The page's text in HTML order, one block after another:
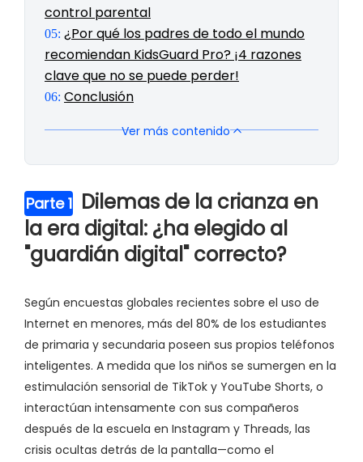
control parental
05: ¿Por qué los padres de todo el mundo
recomiendan KidsGuard Pro? ¡4 razones
clave que no se puede perder!
06: Conclusión
Ver más contenido
Parte 1 Dilemas de la crianza en
la era digital: ¿ha elegido al
"guardián digital" correcto?
Según encuestas globales recientes sobre el uso de
Internet en menores, más del 80% de los estudiantes
de primaria y secundaria poseen sus propios teléfonos
inteligentes. A medida que los niños se sumergen en la
estimulación sensorial de TikTok y YouTube Shorts, o
interactúan intensamente con sus compañeros
después de la escuela en Instagram y Threads, las
crisis ocultas detrás de la pantalla—como el